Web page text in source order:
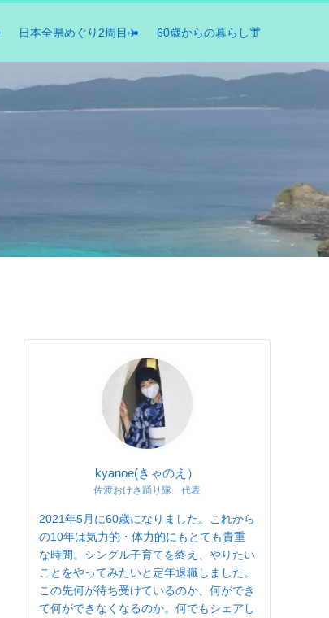
日本全県めぐり2周目✈️ 60歳からの暮らし👘
kyanoe(きゃのえ）
佐渡おけさ踊り隊 代表
2021年5月に60歳になりました。これから
の10年は気力的・体力的にもとても貴重
な時間。シングル子育てを終え、やりたい
ことをやってみたいと定年退職しました。
この先何が待ち受けているのか、何ができ
て何ができなくなるのか。何でもシェアし